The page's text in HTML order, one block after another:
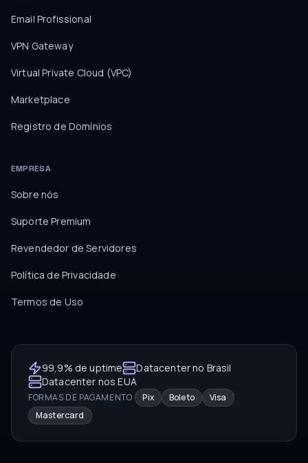
Email Profissional
VPN Gateway
Virtual Private Cloud (VPC)
Marketplace
Registro de Domínios
EMPRESA
Sobre nós
Suporte Premium
Revendedor de Servidores
Política de Privacidade
Termos de Uso
99,9% de uptime
Datacenter no Brasil
Datacenter nos EUA
FORMAS DE PAGAMENTO Pix Boleto
Visa
Mastercard